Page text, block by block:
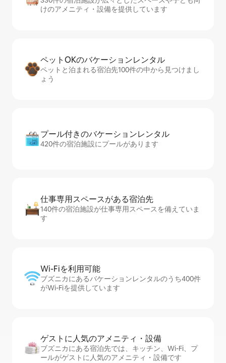
けのアメニティ・設備を提供しています
ペットOKのバ⁠ケ⁠ー⁠シ⁠ョ⁠ンレ⁠ン⁠タ⁠ル
ペットと泊まれる宿泊先100件の中から見つけまし
ょう
プール付きのバ⁠ケ⁠ー⁠シ⁠ョ⁠ンレ⁠ン⁠タ⁠ル
420件の宿泊施設にプールがあります
仕事専用ス⁠ペ⁠ー⁠スがあ⁠る宿⁠泊⁠先
140件の宿泊施設が仕事専用スペースを備えていま
す
Wi-Fiを利⁠用⁠可⁠能
ブズニカにあるバケーションレンタルのうち400件
がWi-Fiを提供しています
ゲストに人⁠気⁠のア⁠メ⁠ニ⁠テ⁠ィ・設⁠備
ブズニカにある宿泊先では、キッチン、Wi-Fi、プ
ールがゲストに人気のアメニティ・設備です